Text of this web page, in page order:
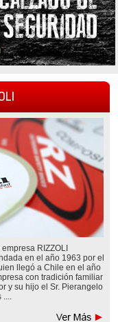
RIZZOLI
en el año 1963 por el
llegó a Chile en el año
con tradición familiar
y su hijo el Sr. Pierangelo
....